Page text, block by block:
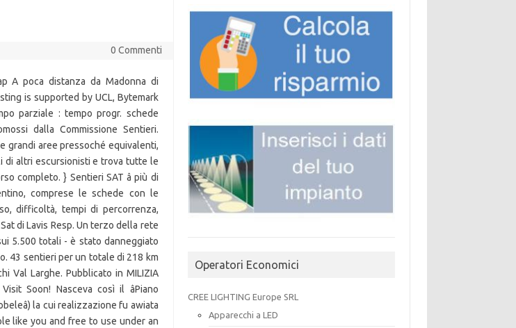
0 Commenti
A poca distanza da Madonna di
is supported by UCL, Bytemark
parziale : tempo progr. schede
dalla Commissione Sentieri.
grandi aree pressoché equivalenti,
di altri escursionisti e trova tutte le
completo. } Sentieri SAT â più di
comprese le schede con le
difficoltà, tempi di percorrenza,
di Lavis Resp. Un terzo della rete
5.500 totali - è stato danneggiato
43 sentieri per un totale di 218 km
Val Larghe. Pubblicato in MILIZIA
Soon! Nasceva così il âPiano
la cui realizzazione fu awiata
like you and free to use under an
Operatori Economici
CREE LIGHTING Europe SRL
Apparecchi a LED